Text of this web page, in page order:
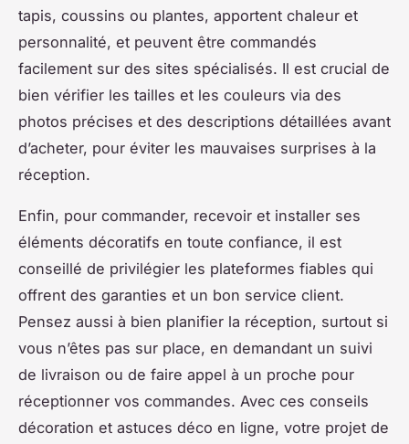
tapis, coussins ou plantes, apportent chaleur et
personnalité, et peuvent être commandés
facilement sur des sites spécialisés. Il est crucial de
bien vérifier les tailles et les couleurs via des
photos précises et des descriptions détaillées avant
d’acheter, pour éviter les mauvaises surprises à la
réception.
Enfin, pour commander, recevoir et installer ses
éléments décoratifs en toute confiance, il est
conseillé de privilégier les plateformes fiables qui
offrent des garanties et un bon service client.
Pensez aussi à bien planifier la réception, surtout si
vous n’êtes pas sur place, en demandant un suivi
de livraison ou de faire appel à un proche pour
réceptionner vos commandes. Avec ces conseils
décoration et astuces déco en ligne, votre projet de